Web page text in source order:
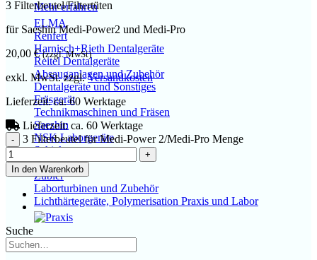
Mehr erfahren
ELMA
Renfert
Harnisch+Rieth Dentalgeräte
Reitel Dentalgeräte
Absauganlagen und Zubehör
Dentalgeräte und Sonstiges
Fräsgerät
Technikmaschinen und Fräsen
Saeshin
NSK Laborgeräte
Schick
W&H
Zubler
Laborturbinen und Zubehör
Lichthärtegeräte, Polymerisation Praxis und Labor
Praxis
3 Filterbeutel/Filtertüten
für Saeshin Medi-Power2 und Medi-Pro
20,00 € (zzgl. MwSt)
exkl. MwSt. zzgl.Versandkosten
Lieferzeit:ca. 60 Werktage
Lieferzeit:ca. 60 Werktage
3 Filterbeutel für Medi-Power 2/Medi-Pro Menge
In den Warenkorb
Suche